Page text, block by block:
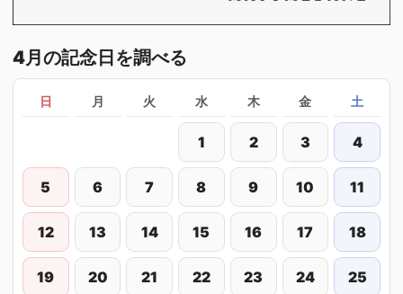
4月の記念日を調べる
日 月 火 水 木 金 土
1 2 3 4
5 6 7 8 9 10 11
12 13 14 15 16 17 18
19 20 21 22 23 24 25